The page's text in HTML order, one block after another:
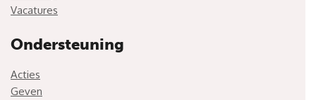
Vacatures
Ondersteuning
Acties
Geven